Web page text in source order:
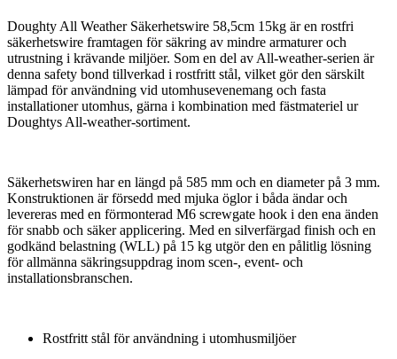
Doughty All Weather Säkerhetswire 58,5cm 15kg är en rostfri
säkerhetswire framtagen för säkring av mindre armaturer och
utrustning i krävande miljöer. Som en del av All-weather-serien är
denna safety bond tillverkad i rostfritt stål, vilket gör den särskilt
lämpad för användning vid utomhusevenemang och fasta
installationer utomhus, gärna i kombination med fästmateriel ur
Doughtys All-weather-sortiment.
Säkerhetswiren har en längd på 585 mm och en diameter på 3 mm.
Konstruktionen är försedd med mjuka öglor i båda ändar och
levereras med en förmonterad M6 screwgate hook i den ena änden
för snabb och säker applicering. Med en silverfärgad finish och en
godkänd belastning (WLL) på 15 kg utgör den en pålitlig lösning
för allmänna säkringsuppdrag inom scen-, event- och
installationsbranschen.
Rostfritt stål för användning i utomhusmiljöer